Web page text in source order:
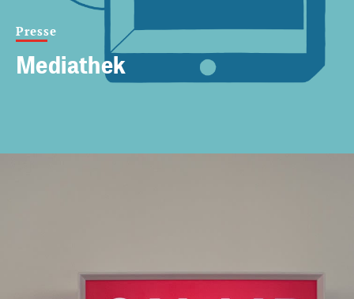
Presse
Mediathek